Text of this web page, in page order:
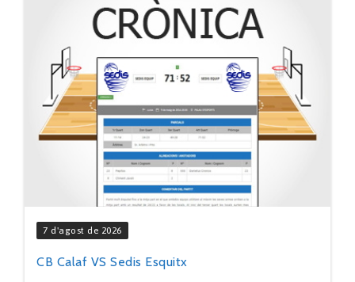
7 d'agost de 2026
CB Calaf VS Sedis Esquitx